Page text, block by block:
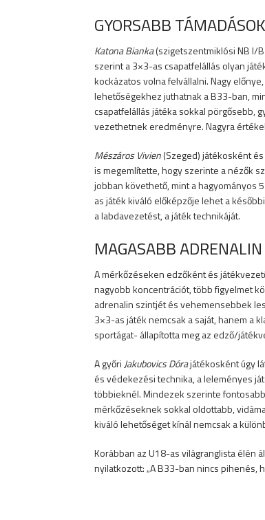
GYORSABB
Katona Bianka(szigetszentmiklósi NB I/
szerint a 3×3-as csapatfelállás olyan
kockázatos volna felvállalni. Nagy
lehetőségekhez juthatnak a B33-ban,
csapatfelállás játéka sokkal pörgősebb,
vezethetnek eredményre. Nagyra
Mészáros Vivien(Szeged) játékosként
is megemlítette, hogy szerinte a nézők
jobban követhető, mint a hagyományos
as játék kiváló előképzője lehet a
a labdavezetést, a játék technikáját.
MAGASABB
A mérkőzéseken edzőként és
nagyobb koncentrációt, több figyelmet
adrenalin szintjét és vehemensebbek
3×3-as játék nemcsak a saját, hanem a
sportágat- állapította meg az edző/
A győri Jakubovics Dórajátékosként úgy
és védekezési technika, a leleményes
többieknél. Mindezek szerinte
mérkőzéseknek sokkal oldottabb,
kiváló lehetőséget kínál nemcsak a
Korábban az U18-as világranglista élén
nyilatkozott: „A B33-ban nincs pihenés,